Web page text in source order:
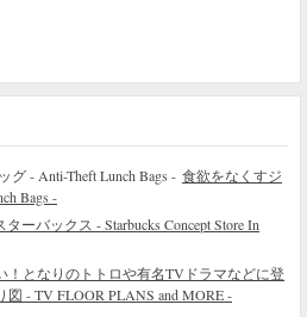
食欲をなくすジ
Bags -
ーバックス - Starbucks Concept Store In
！となりのトトロや有名TVドラマなどに登
図 - TV FLOOR PLANS and MORE -